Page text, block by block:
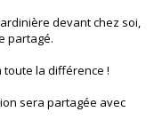
devant chez soi,
partagé.
la différence !
sera partagée avec